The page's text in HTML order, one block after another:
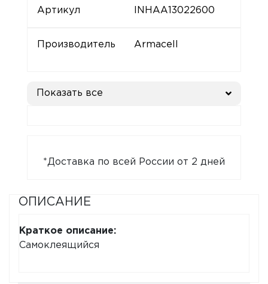
Артикул INHAA13022600
Производитель Armacell
Показать все
*Доставка по всей России от 2 дней
ОПИСАНИЕ
Краткое описание:
Самоклеящийся